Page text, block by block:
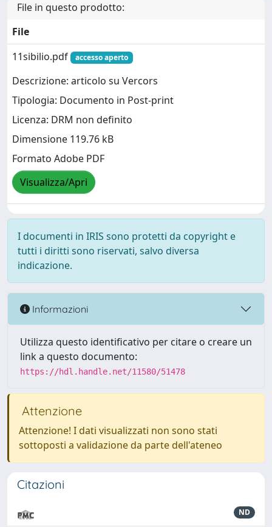
File in questo prodotto:
File
11sibilio.pdf
accesso aperto
Descrizione: articolo su Vercors
Tipologia: Documento in Post-print
Licenza: DRM non definito
Dimensione 119.76 kB
Formato Adobe PDF
Visualizza/Apri
I documenti in IRIS sono protetti da copyright e
tutti i diritti sono riservati, salvo diversa
indicazione.
Informazioni
Utilizza questo identificativo per citare o creare un
link a questo documento:
https://hdl.handle.net/11580/51478
Attenzione
Attenzione! I dati visualizzati non sono stati
sottoposti a validazione da parte dell'ateneo
Citazioni
ND